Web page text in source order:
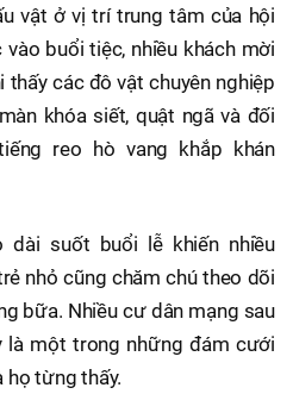
vật ở vị trí trung tâm của hội
buổi tiệc, nhiều khách mời
các đô vật chuyên nghiệp
khóa siết, quật ngã và đối
reo hò vang khắp khán
dài suốt buổi lễ khiến nhiều
nhỏ cũng chăm chú theo dõi
bữa. Nhiều cư dân mạng sau
là một trong những đám cưới
họ từng thấy.